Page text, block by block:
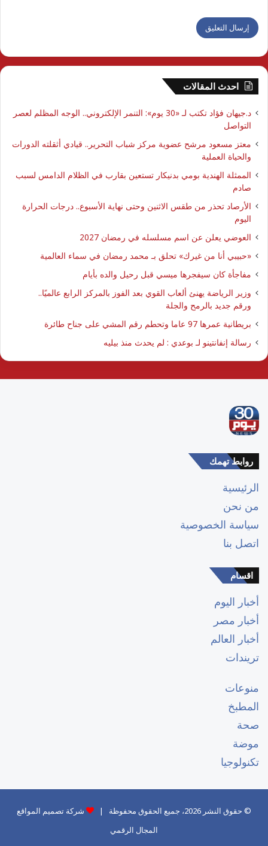
احدث المقالات
د.جيهان فؤاد تكتب لـ «30 يوم»: التنمر الإلكتروني.. الوجه المظلم لعصر
التواصل
معتز مسعود مرشح عضوية مركز شباب التحرير.. قيادي أثقلته الدورات
والحياة العملية
الممثلة الهندية بومي بدنيكار تستعين بقارب في الظلام الدامس لسبب
صادم
الأرصاد تحذر من طقس الاثنين وحتى نهاية الأسبوع.. درجات الحرارة
اليوم
العوضي يعلن عن اسم مسلسله في رمضان 2027
​«حبيبي أنا من غيرك» تحلق بـ محمد رمضان في سماء العالمية
مفاجأة كان سيفجرها ميسي قبل رحيل والده بأيام
وزير الرياضة يهنئ ألعاب القوي بعد الفوز بالمركز الرابع عالميًا..
ورقم جديد بالرمح والجلة
بريطانية عمرها 97 عاما وتحطم رقم المشي على جناح طائرة
رسالة إنفانتينو لـ بوعدي : لم يحدث منذ بيليه
روابط تهمك
الرئيسية
من نحن
سياسة الخصوصية
اتصل بنا
اقسام
أخبار اليوم
أخبار مصر
أخبار العالم
تريندات
منوعات
المطبخ
صحة
موضة
تكنولوجيا
© حقوق النشر 2026، جميع الحقوق محفوظة |
شركة تصميم المواقع
المجال الرقمي